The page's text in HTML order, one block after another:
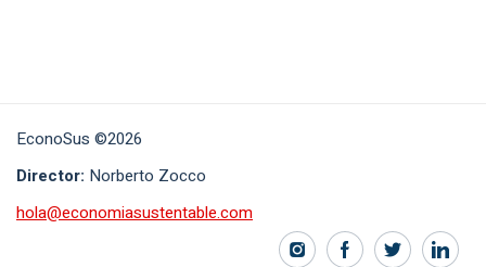
EconoSus ©2026
Director: Norberto Zocco
hola@economiasustentable.com